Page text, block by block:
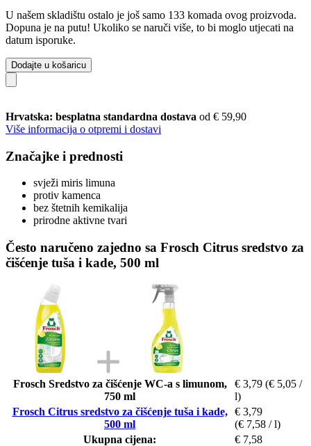
U našem skladištu ostalo je još samo 133 komada ovog proizvoda.
Dopuna je na putu! Ukoliko se naruči više, to bi moglo utjecati na
datum isporuke.
Dodajte u košaricu
Hrvatska: besplatna standardna dostava od € 59,90
Više informacija o otpremi i dostavi
Značajke i prednosti
svježi miris limuna
protiv kamenca
bez štetnih kemikalija
prirodne aktivne tvari
Često naručeno zajedno sa Frosch Citrus sredstvo za
čišćenje tuša i kade, 500 ml
Frosch Sredstvo za čišćenje WC-a s limunom,
750 ml
€ 3,79 (€ 5,05 /
l)
Frosch Citrus sredstvo za čišćenje tuša i kade,
500 ml
€ 3,79
(€ 7,58 / l)
Ukupna cijena:
€ 7,58